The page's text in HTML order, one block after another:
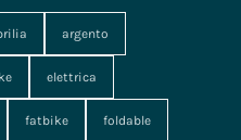
argento
elettrica
fatbike foldable